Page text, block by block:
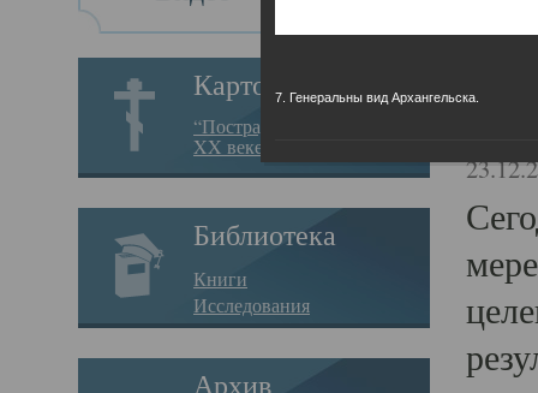
Картотека
“Пострадавшие за веру в
XX веке на Севере”
Библиотека
Книги
Исследования
Архив
7. Генеральны вид Архангельска.